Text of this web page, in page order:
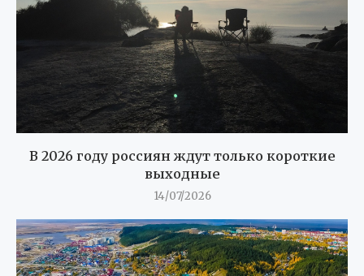
В 2026 году россиян ждут только короткие
выходные
14/07/2026